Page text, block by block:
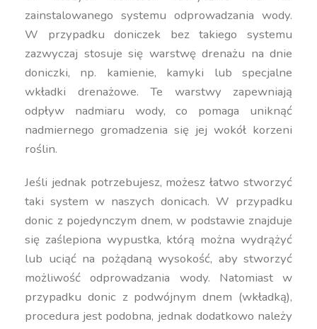
zainstalowanego systemu odprowadzania wody.
W przypadku doniczek bez takiego systemu
zazwyczaj stosuje się warstwę drenażu na dnie
doniczki, np. kamienie, kamyki lub specjalne
wkładki drenażowe. Te warstwy zapewniają
odpływ nadmiaru wody, co pomaga uniknąć
nadmiernego gromadzenia się jej wokół korzeni
roślin.
Jeśli jednak potrzebujesz, możesz łatwo stworzyć
taki system w naszych donicach. W przypadku
donic z pojedynczym dnem, w podstawie znajduje
się zaślepiona wypustka, którą można wydrążyć
lub uciąć na pożądaną wysokość, aby stworzyć
możliwość odprowadzania wody. Natomiast w
przypadku donic z podwójnym dnem (wkładką),
procedura jest podobna, jednak dodatkowo należy